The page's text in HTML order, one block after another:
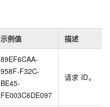
示例值 描述
89EF6CAA-
958F-F32C-
BE45-
FE003C6DE097
请求 ID。